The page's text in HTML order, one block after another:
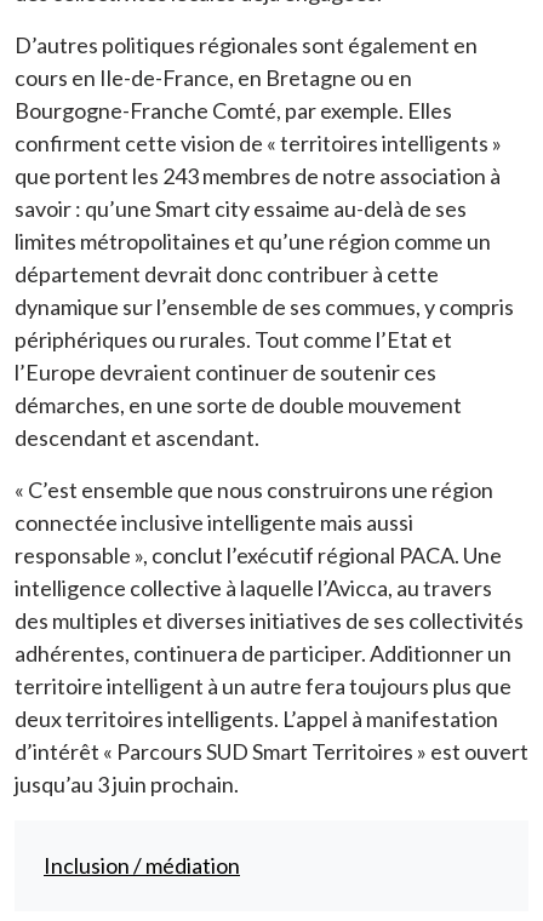
D’autres politiques régionales sont également en
cours en Ile-de-France, en Bretagne ou en
Bourgogne-Franche Comté, par exemple. Elles
confirment cette vision de « territoires intelligents »
que portent les 243 membres de notre association à
savoir : qu’une Smart city essaime au-delà de ses
limites métropolitaines et qu’une région comme un
département devrait donc contribuer à cette
dynamique sur l’ensemble de ses commues, y compris
périphériques ou rurales. Tout comme l’Etat et
l’Europe devraient continuer de soutenir ces
démarches, en une sorte de double mouvement
descendant et ascendant.
« C’est ensemble que nous construirons une région
connectée inclusive intelligente mais aussi
responsable », conclut l’exécutif régional PACA. Une
intelligence collective à laquelle l’Avicca, au travers
des multiples et diverses initiatives de ses collectivités
adhérentes, continuera de participer. Additionner un
territoire intelligent à un autre fera toujours plus que
deux territoires intelligents. L’appel à manifestation
d’intérêt « Parcours SUD Smart Territoires » est ouvert
jusqu’au 3 juin prochain.
Inclusion / médiation